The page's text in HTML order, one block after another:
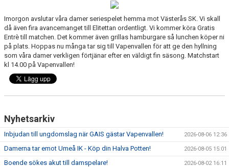
DOKUMENT
FÖRENINGENS MATCHER
SPONSORER
INTERSPORT
BÖRJA SPELA FOTBOLL I HUSQVARNA FF
Imorgon avslutar våra damer seriespelet hemma mot Västerås SK. Vi skall
då även fira avancemanget till Elitettan ordentligt. Vi kommer köra Gratis
Entrè till matchen. Det kommer även grillas hamburgare så lunchen köper ni
på plats. Hoppas nu många tar sig till Vapenvallen för att ge den hyllning
som våra damer verkligen förtjänar efter en väldigt fin säsong. Matchstart
kl 14.00 på Vapenvallen!
Nyhetsarkiv
Inbjudan till ungdomslag när GAIS gästar Vapenvallen! 2026-08-06 12:36
Damerna tar emot Umeå IK - Köp din Halva Potten! 2026-08-05 15:01
Boende sökes akut till damspelare! 2026-08-02 16:11